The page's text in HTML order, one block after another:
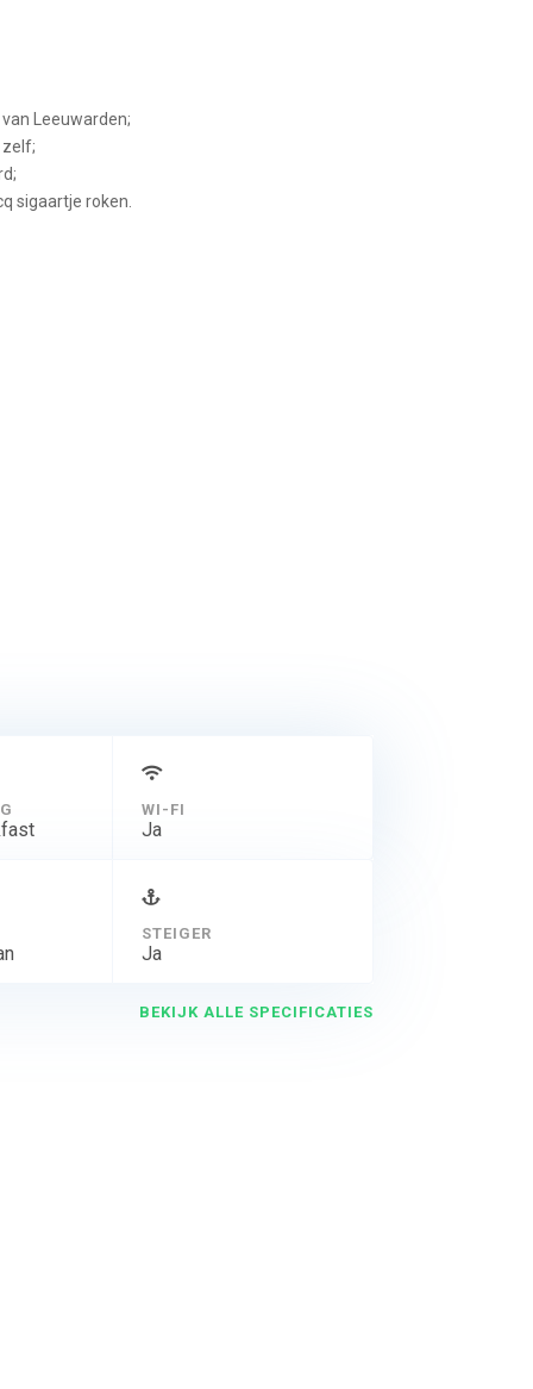
Leeuwarden;
zelf;
sigaartje roken.
WI-FI
Ja
STEIGER
Ja
BEKIJK ALLE SPECIFICATIES